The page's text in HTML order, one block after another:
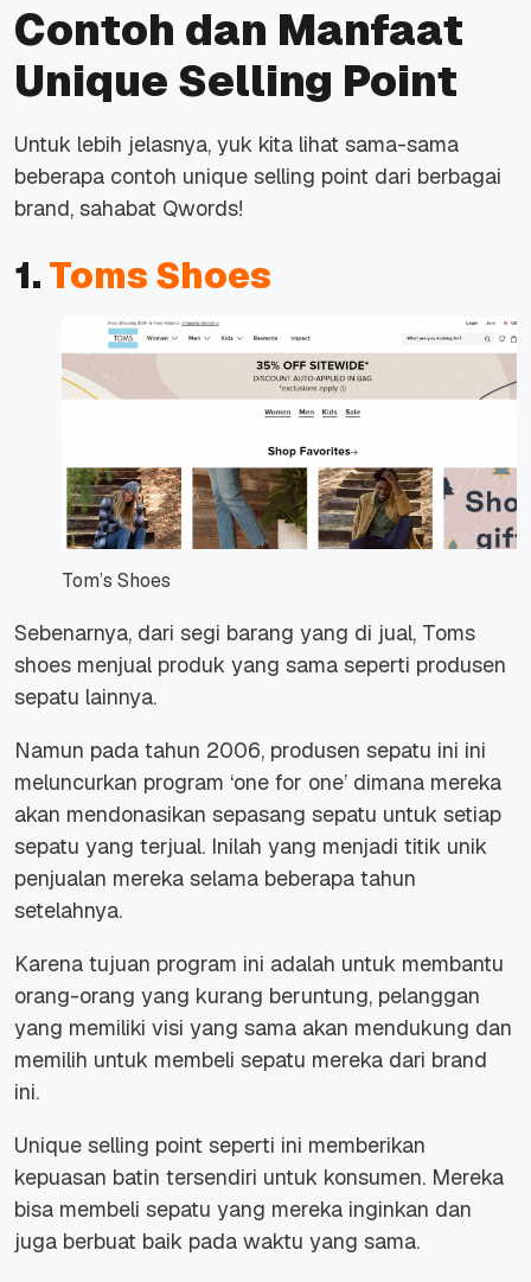
Contoh dan Manfaat
Unique Selling Point
Untuk lebih jelasnya, yuk kita lihat sama-sama
beberapa contoh unique selling point dari berbagai
brand, sahabat Qwords!
1. Toms Shoes
Tom’s Shoes
Sebenarnya, dari segi barang yang di jual, Toms
shoes menjual produk yang sama seperti produsen
sepatu lainnya.
Namun pada tahun 2006, produsen sepatu ini ini
meluncurkan program ‘one for one’ dimana mereka
akan mendonasikan sepasang sepatu untuk setiap
sepatu yang terjual. Inilah yang menjadi titik unik
penjualan mereka selama beberapa tahun
setelahnya.
Karena tujuan program ini adalah untuk membantu
orang-orang yang kurang beruntung, pelanggan
yang memiliki visi yang sama akan mendukung dan
memilih untuk membeli sepatu mereka dari brand
ini.
Unique selling point seperti ini memberikan
kepuasan batin tersendiri untuk konsumen. Mereka
bisa membeli sepatu yang mereka inginkan dan
juga berbuat baik pada waktu yang sama.